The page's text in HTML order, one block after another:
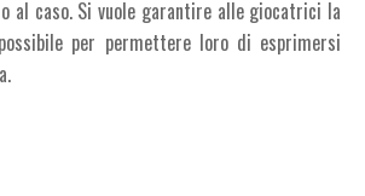
al caso. Si vuole garantire alle giocatrici la
per permettere loro di esprimersi